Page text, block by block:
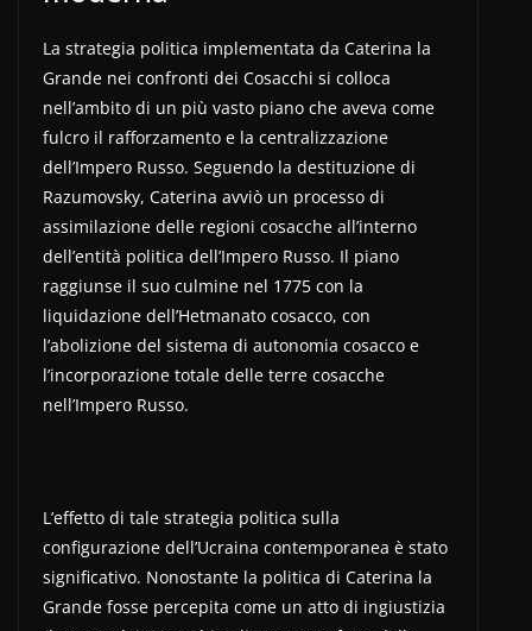
La strategia politica implementata da Caterina la
Grande nei confronti dei Cosacchi si colloca
nell’ambito di un più vasto piano che aveva come
fulcro il rafforzamento e la centralizzazione
dell’Impero Russo. Seguendo la destituzione di
Razumovsky, Caterina avviò un processo di
assimilazione delle regioni cosacche all’interno
dell’entità politica dell’Impero Russo. Il piano
raggiunse il suo culmine nel 1775 con la
liquidazione dell’Hetmanato cosacco, con
l’abolizione del sistema di autonomia cosacco e
l’incorporazione totale delle terre cosacche
nell’Impero Russo.
L’effetto di tale strategia politica sulla
configurazione dell’Ucraina contemporanea è stato
significativo. Nonostante la politica di Caterina la
Grande fosse percepita come un atto di ingiustizia